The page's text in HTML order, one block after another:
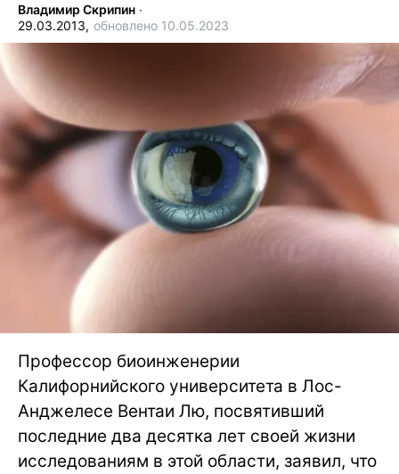
Владимир Скрипин ∙
29.03.2013, обновлено 10.05.2023
Профессор биоинженерии
Калифорнийского университета в Лос-
Анджелесе Вентаи Лю, посвятивший
последние два десятка лет своей жизни
исследованиям в этой области, заявил, что